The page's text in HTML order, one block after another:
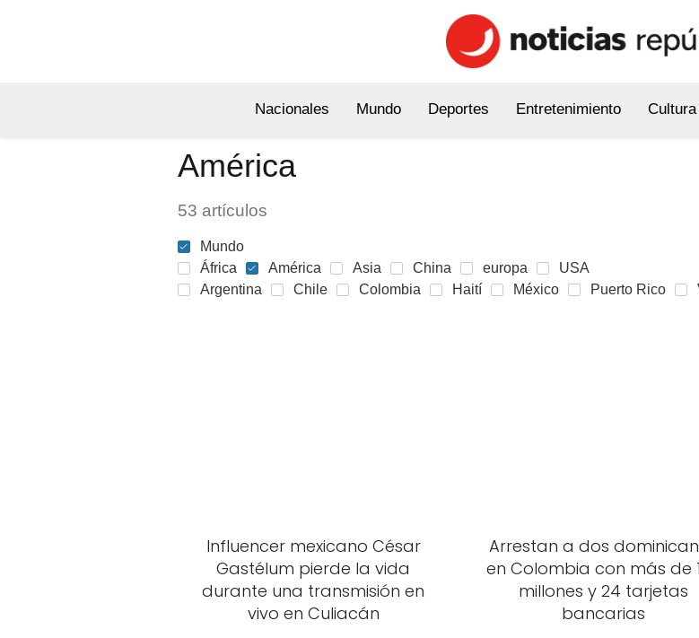
Nacionales Mundo Deportes Entretenimiento Cultura
América
53 artículos
Mundo
África
América Asia China europa
USA
Argentina
Chile Colombia Haití México Puerto Rico
Influencer mexicano César
Gastélum pierde la vida
durante una transmisión en
vivo en Culiacán
Arrestan a dos
en Colombia con más de
millones y 24 tarjetas
bancarias